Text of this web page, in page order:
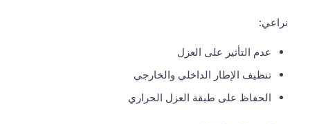
نراعي:
عدم التأثير على العزل
تنظيف الإطار الداخلي والخارجي
الحفاظ على طبقة العزل الحراري